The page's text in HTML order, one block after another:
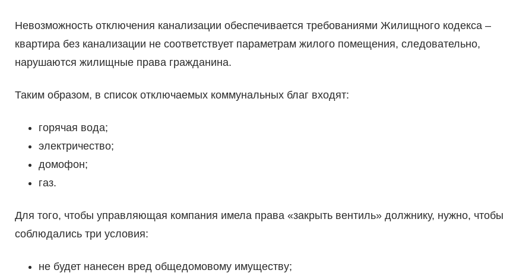
Невозможность отключения канализации обеспечивается требованиями Жилищного кодекса –
квартира без канализации не соответствует параметрам жилого помещения, следовательно,
нарушаются жилищные права гражданина.
Таким образом, в список отключаемых коммунальных благ входят:
горячая вода;
электричество;
домофон;
газ.
Для того, чтобы управляющая компания имела права «закрыть вентиль» должнику, нужно, чтобы
соблюдались три условия:
не будет нанесен вред общедомовому имуществу;